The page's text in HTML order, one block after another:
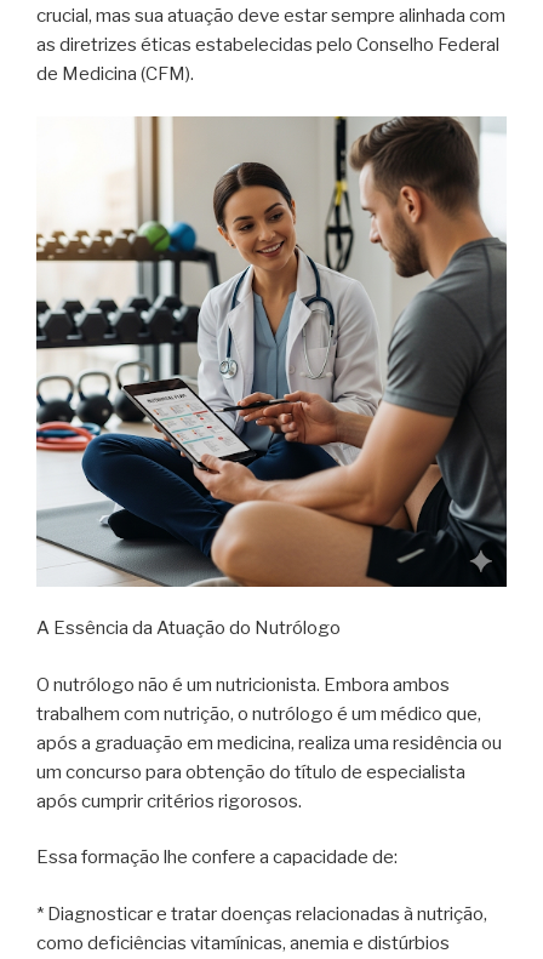
crucial, mas sua atuação deve estar sempre alinhada com
as diretrizes éticas estabelecidas pelo Conselho Federal
de Medicina (CFM).
A Essência da Atuação do Nutrólogo
O nutrólogo não é um nutricionista. Embora ambos
trabalhem com nutrição, o nutrólogo é um médico que,
após a graduação em medicina, realiza uma residência ou
um concurso para obtenção do título de especialista
após cumprir critérios rigorosos.
Essa formação lhe confere a capacidade de:
* Diagnosticar e tratar doenças relacionadas à nutrição,
como deficiências vitamínicas, anemia e distúrbios